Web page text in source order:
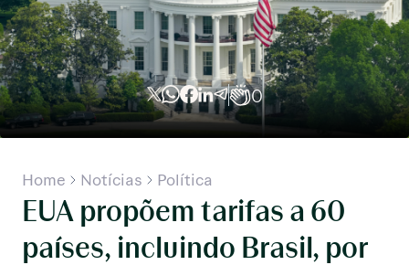
0
Home Notícias Política
EUA propõem tarifas a 60
países, incluindo Brasil, por